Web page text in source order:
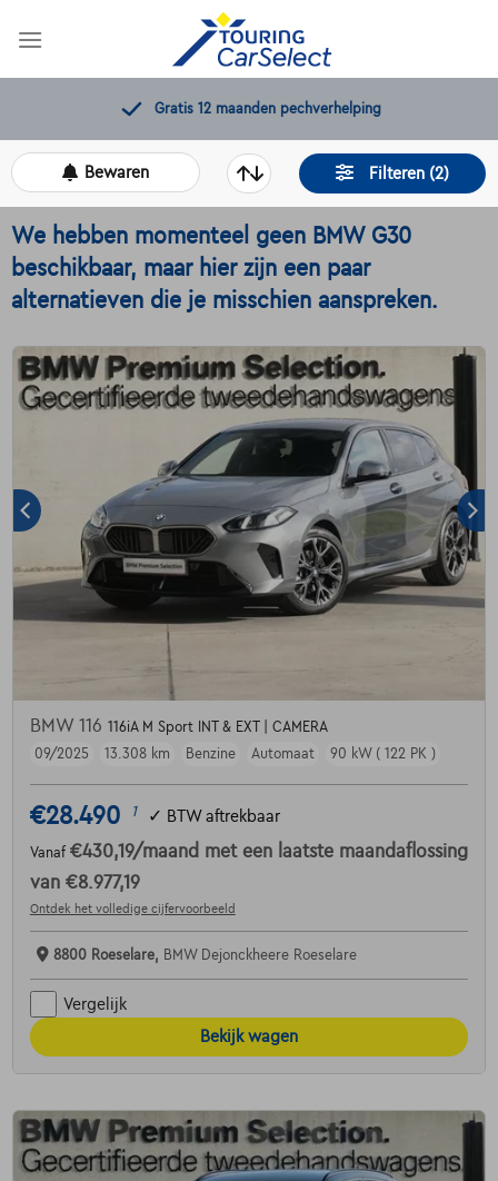
Gratis 12 maanden pechverhelping
Filteren (2)
Bewaren
We hebben momenteel geen BMW G30
beschikbaar, maar hier zijn een paar
alternatieven die je misschien aanspreken.
BMW 116 116iA M Sport INT & EXT | CAMERA
09/2025
13.308 km Benzine Automaat 90 kW ( 122 PK )
€28.490 1 ✓ BTW aftrekbaar
Vanaf €430,19/maand met een laatste maandaflossing
van €8.977,19
Ontdek het volledige cijfervoorbeeld
8800 Roeselare, BMW Dejonckheere Roeselare
Vergelijk
Bekijk wagen